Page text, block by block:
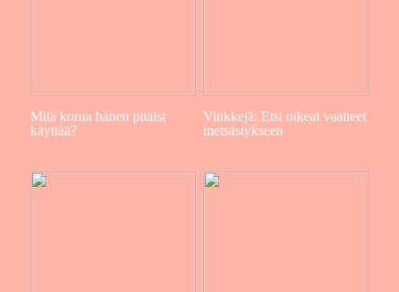
Mitä korua hänen pitäisi
käyttää?
Vinkkejä: Etsi oikeat vaatteet
metsästykseen